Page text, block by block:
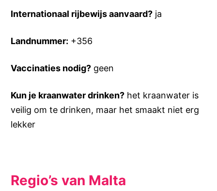
Internationaal rijbewijs aanvaard? ja
Landnummer: +356
Vaccinaties nodig? geen
Kun je kraanwater drinken? het kraanwater is
veilig om te drinken, maar het smaakt niet erg
lekker
Regio’s van Malta